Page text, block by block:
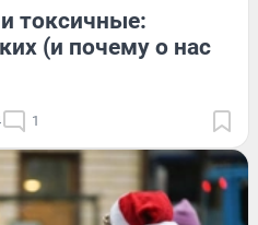
токсичные:
(и почему о нас
1